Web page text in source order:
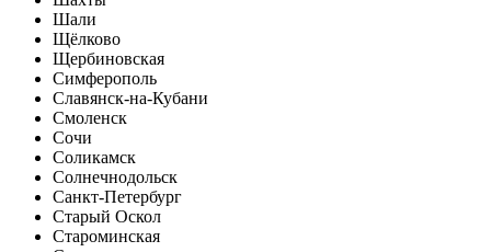
Шали
Щёлково
Щербиновская
Симферополь
Славянск-на-Кубани
Смоленск
Сочи
Соликамск
Солнечнодольск
Санкт-Петербург
Старый Оскол
Староминская